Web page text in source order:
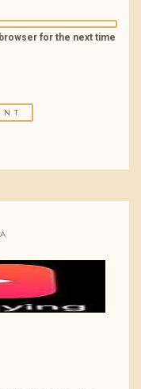
for the next time